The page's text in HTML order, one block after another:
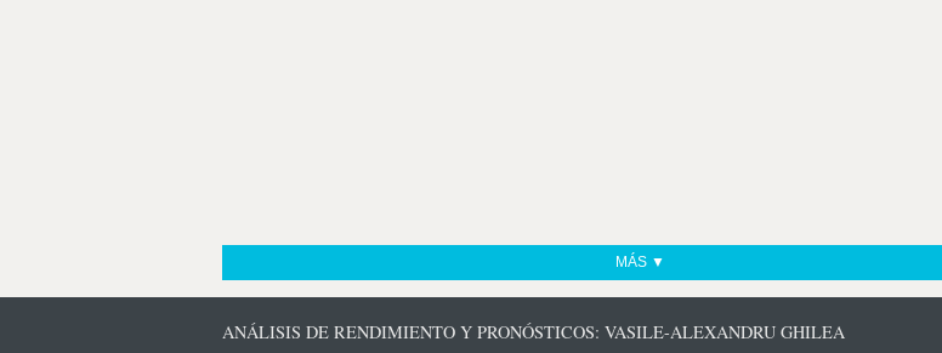
MÁS ▼
ANÁLISIS DE RENDIMIENTO Y PRONÓSTICOS: VASILE-ALEXANDRU GHILEA